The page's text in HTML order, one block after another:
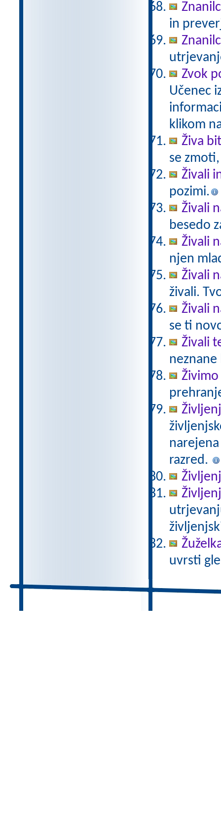
in
Zvok
Učenec
klikom
Živa
se
Živali
pozimi.
Živali
besedo
Živali
njen
Živali
živali.
Živali
se ti
Živali
neznane
razred.
uvrsti